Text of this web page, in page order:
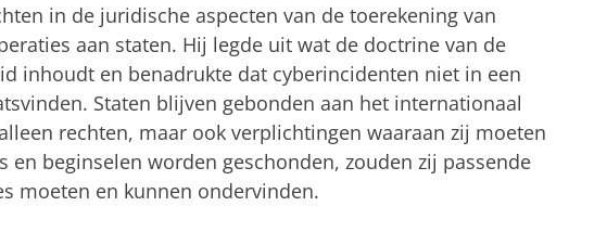
in de juridische aspecten van de toerekening van
aan staten. Hij legde uit wat de doctrine van de
inhoudt en benadrukte dat cyberincidenten niet in een
Staten blijven gebonden aan het internationaal
rechten, maar ook verplichtingen waaraan zij moeten
en beginselen worden geschonden, zouden zij passende
moeten en kunnen ondervinden.